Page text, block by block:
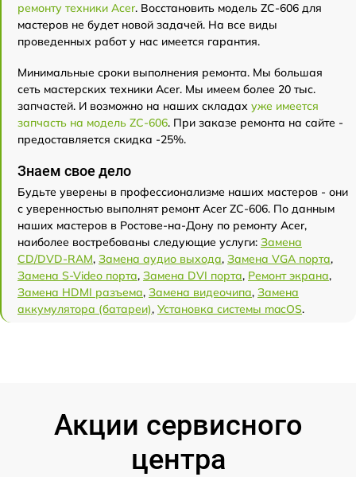
ремонту техники Acer. Восстановить модель ZC-606 для
мастеров не будет новой задачей. На все виды
проведенных работ у нас имеется гарантия.
Минимальные сроки выполнения ремонта. Мы большая
сеть мастерских техники Acer. Мы имеем более 20 тыс.
запчастей. И возможно на наших складах уже имеется
запчасть на модель ZC-606. При заказе ремонта на сайте -
предоставляется скидка -25%.
Знаем свое дело
Будьте уверены в профессионализме наших мастеров - они
с уверенностью выполнят ремонт Acer ZC-606. По данным
наших мастеров в Ростове-на-Дону по ремонту Acer,
наиболее востребованы следующие услуги: Замена
CD/DVD-RAM, Замена аудио выхода, Замена VGA порта,
Замена S-Video порта, Замена DVI порта, Ремонт экрана,
Замена HDMI разъема, Замена видеочипа, Замена
аккумулятора (батареи), Установка системы macOS.
Акции сервисного
центра